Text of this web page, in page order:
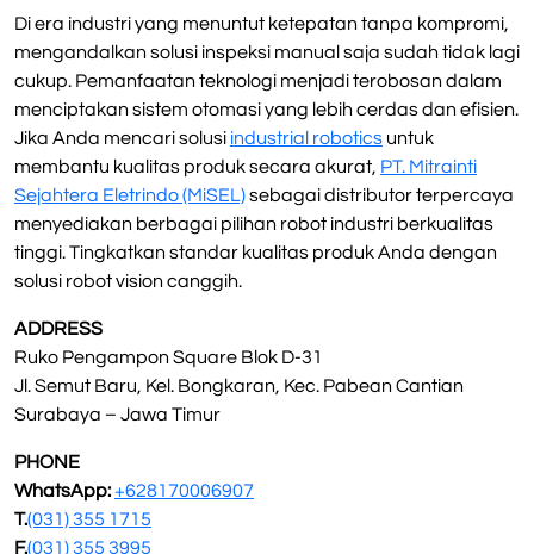
Di era industri yang menuntut ketepatan tanpa kompromi,
mengandalkan solusi inspeksi manual saja sudah tidak lagi
cukup. Pemanfaatan teknologi menjadi terobosan dalam
menciptakan sistem otomasi yang lebih cerdas dan efisien.
Jika Anda mencari solusi industrial robotics untuk
membantu kualitas produk secara akurat, PT. Mitrainti
Sejahtera Eletrindo (MiSEL)sebagai distributor terpercaya
menyediakan berbagai pilihan robot industri berkualitas
tinggi. Tingkatkan standar kualitas produk Anda dengan
solusi robot vision canggih.
ADDRESS
Ruko Pengampon Square Blok D-31
Jl. Semut Baru, Kel. Bongkaran, Kec. Pabean Cantian
Surabaya – Jawa Timur
PHONE
WhatsApp:+628170006907
T.(031) 355 1715
F.(031) 355 3995